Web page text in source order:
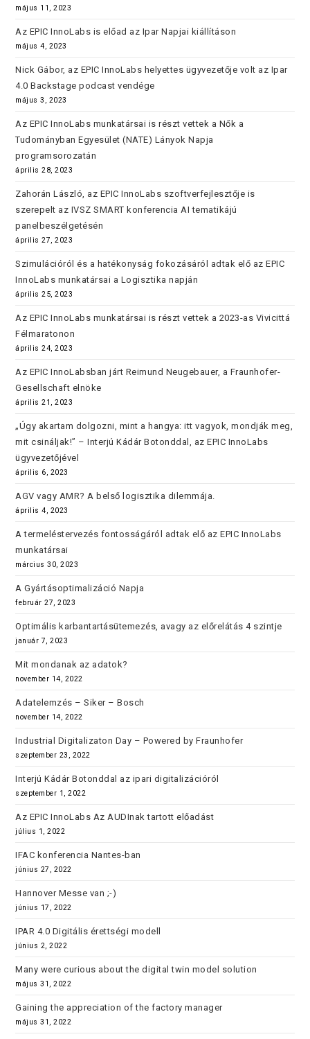
május 11, 2023
Az EPIC InnoLabs is előad az Ipar Napjai kiállításon
május 4, 2023
Nick Gábor, az EPIC InnoLabs helyettes ügyvezetője volt az Ipar
4.0 Backstage podcast vendége
május 3, 2023
Az EPIC InnoLabs munkatársai is részt vettek a Nők a
Tudományban Egyesület (NATE) Lányok Napja
programsorozatán
április 28, 2023
Zahorán László, az EPIC InnoLabs szoftverfejlesztője is
szerepelt az IVSZ SMART konferencia AI tematikájú
panelbeszélgetésén
április 27, 2023
Szimulációról és a hatékonyság fokozásáról adtak elő az EPIC
InnoLabs munkatársai a Logisztika napján
április 25, 2023
Az EPIC InnoLabs munkatársai is részt vettek a 2023-as Vivicittá
Félmaratonon
április 24, 2023
Az EPIC InnoLabsban járt Reimund Neugebauer, a Fraunhofer-
Gesellschaft elnöke
április 21, 2023
„Úgy akartam dolgozni, mint a hangya: itt vagyok, mondják meg,
mit csináljak!” – Interjú Kádár Botonddal, az EPIC InnoLabs
ügyvezetőjével
április 6, 2023
AGV vagy AMR? A belső logisztika dilemmája.
április 4, 2023
A termeléstervezés fontosságáról adtak elő az EPIC InnoLabs
munkatársai
március 30, 2023
A Gyártásoptimalizáció Napja
február 27, 2023
Optimális karbantartásütemezés, avagy az előrelátás 4 szintje
január 7, 2023
Mit mondanak az adatok?
november 14, 2022
Adatelemzés – Siker – Bosch
november 14, 2022
Industrial Digitalizaton Day – Powered by Fraunhofer
szeptember 23, 2022
Interjú Kádár Botonddal az ipari digitalizációról
szeptember 1, 2022
Az EPIC InnoLabs Az AUDInak tartott előadást
július 1, 2022
IFAC konferencia Nantes-ban
június 27, 2022
Hannover Messe van ;-)
június 17, 2022
IPAR 4.0 Digitális érettségi modell
június 2, 2022
Many were curious about the digital twin model solution
május 31, 2022
Gaining the appreciation of the factory manager
május 31, 2022